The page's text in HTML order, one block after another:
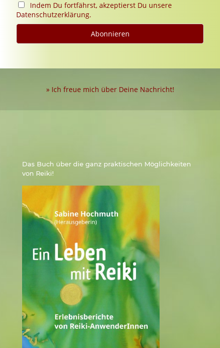
Indem Du fortfährst, akzeptierst Du unsere
Datenschutzerklärung.
» Ich freue mich über Deine Nachricht!
Das Buch über die ganz praktischen Möglichkeiten
von Reiki!